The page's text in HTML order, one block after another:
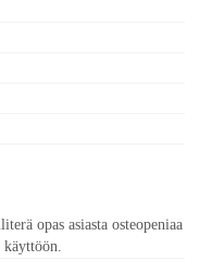
opas asiasta osteopeniaa